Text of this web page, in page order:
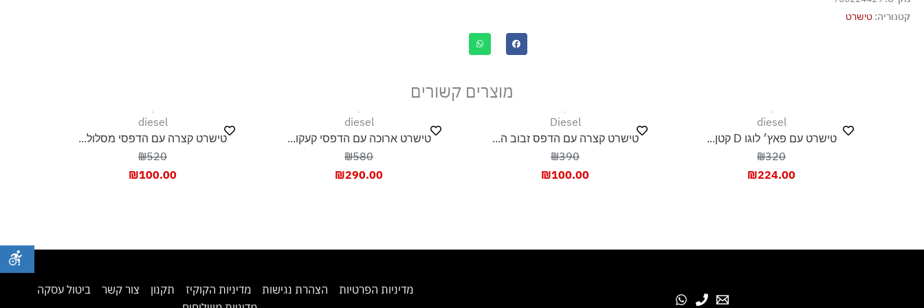
אסור לייבש במכונת ייבושקטגוריה: טישרט
מוצרים קשורים
diesel
טישרט עם פאץ׳ לוגו D קטן...
₪320
₪224.00
Diesel
טישרט קצרה עם הדפס זבוב ה...
₪390
₪100.00
diesel
טישרט ארוכה עם הדפסי קעקו...
₪580
₪290.00
diesel
טישרט קצרה עם הדפסי מסלול...
₪520
₪100.00
מדיניות הפרטיות הצהרת נגישות מדיניות הקוקיז תקנון צור קשר
ביטול עסקה